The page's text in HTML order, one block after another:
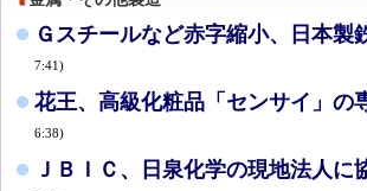
Ｇスチールなど赤字縮小、日本製
7:41)
花王、高級化粧品「センサイ」の
6:38)
ＪＢＩＣ、日泉化学の現地法人に